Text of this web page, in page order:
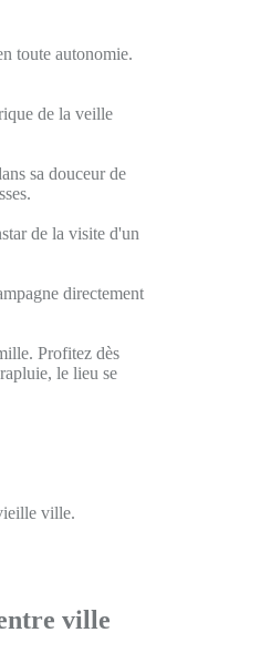
toute autonomie.
de la veille
sa douceur de
de la visite d'un
directement
Profitez dès
le lieu se
ville.
ville